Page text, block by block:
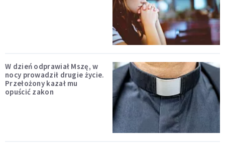
W dzień odprawiał Mszę, w
nocy prowadził drugie życie.
Przełożony kazał mu
opuścić zakon